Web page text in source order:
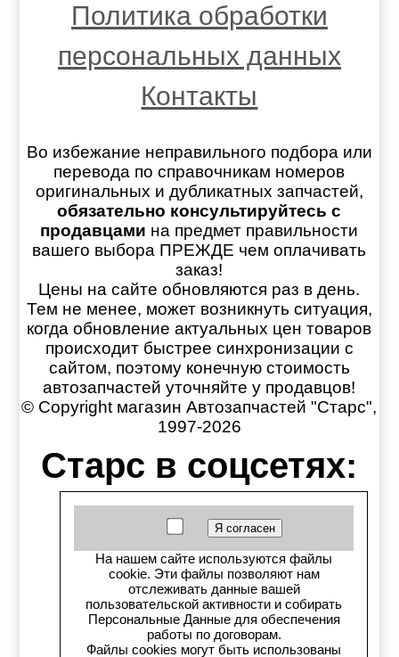
Политика обработки
персональных данных
Контакты
Во избежание неправильного подбора или
перевода по справочникам номеров
оригинальных и дубликатных запчастей,
обязательно консультируйтесь с
продавцами на предмет правильности
вашего выбора ПРЕЖДЕ чем оплачивать
заказ!
Цены на сайте обновляются раз в день.
Тем не менее, может возникнуть ситуация,
когда обновление актуальных цен товаров
происходит быстрее синхронизации с
сайтом, поэтому конечную стоимость
автозапчастей уточняйте у продавцов!
© Copyright магазин Автозапчастей "Старс",
1997-2026
Старс в соцсетях:
Старс вКонтакте
Старс в YouTube
Телеграм-канал
Старс на Drom.ru
На нашем сайте используются файлы
cookie. Эти файлы позволяют нам
отслеживать данные вашей
пользовательской активности и собирать
Персональные Данные для обеспечения
работы по договорам.
Файлы cookies могут быть использованы